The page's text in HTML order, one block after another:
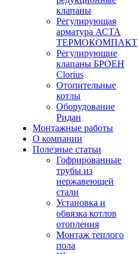
клапаны
Регулирующая
арматура АСТА
ТЕРМОКОМПАКТ
Регулирующие
клапаны БРОЕН
Clorius
Отопительные
котлы
Оборудование
Ридан
Монтажные работы
О компании
Полезные статьи
Гофрированные
трубы из
нержавеющей
стали
Установка и
обвязка котлов
отопления
Монтаж теплого
пола